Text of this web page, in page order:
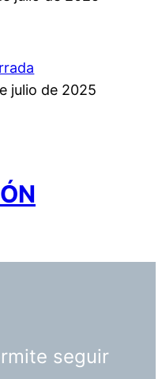
julio de 2025
seguir